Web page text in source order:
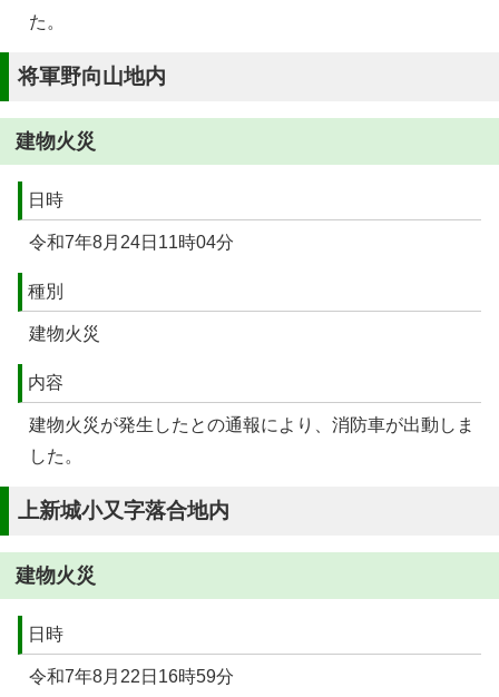
た。
将軍野向山地内
建物火災
日時
令和7年8月24日11時04分
種別
建物火災
内容
建物火災が発生したとの通報により、消防車が出動しま
した。
上新城小又字落合地内
建物火災
日時
令和7年8月22日16時59分